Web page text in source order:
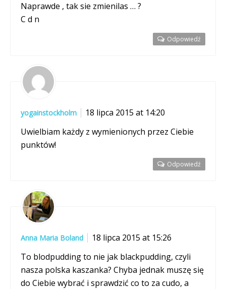
Naprawde , tak sie zmienilas … ?
C d n
Odpowiedź
yogainstockholm
18 lipca 2015 at 14:20
Uwielbiam każdy z wymienionych przez Ciebie
punktów!
Odpowiedź
Anna Maria Boland
18 lipca 2015 at 15:26
To blodpudding to nie jak blackpudding, czyli
nasza polska kaszanka? Chyba jednak muszę się
do Ciebie wybrać i sprawdzić co to za cudo, a